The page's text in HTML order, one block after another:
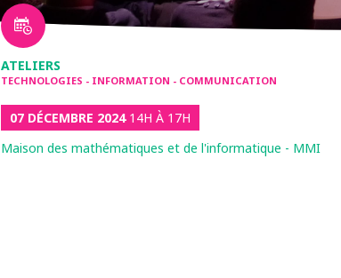
ATELIERS
TECHNOLOGIES - INFORMATION - COMMUNICATION
07 DÉCEMBRE 202414H À 17H
Maison des mathématiques et de l'informatique - MMI